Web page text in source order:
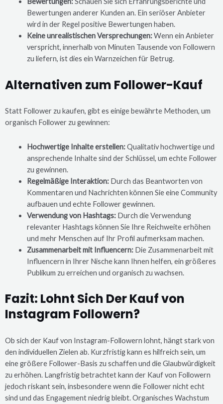
Bewertungen anderer Kunden an. Ein seriöser Anbieter
wird in der Regel positive Bewertungen haben.
Keine unrealistischen Versprechungen:Wenn ein Anbieter
verspricht, innerhalb von Minuten Tausende von Followern
zu liefern, ist dies ein Warnzeichen für Betrug.
Alternativen zum Follower-Kauf
Statt Follower zu kaufen, gibt es einige bewährte Methoden, um
organisch Follower zu gewinnen:
Hochwertige Inhalte erstellen:Qualitativ hochwertige und
ansprechende Inhalte sind der Schlüssel, um echte Follower
zu gewinnen.
Regelmäßige Interaktion:Durch das Beantworten von
Kommentaren und Nachrichten können Sie eine Community
aufbauen und echte Follower gewinnen.
Verwendung von Hashtags:Durch die Verwendung
relevanter Hashtags können Sie Ihre Reichweite erhöhen
und mehr Menschen auf Ihr Profil aufmerksam machen.
Zusammenarbeit mit Influencern:Die Zusammenarbeit mit
Influencern in Ihrer Nische kann Ihnen helfen, ein größeres
Publikum zu erreichen und organisch zu wachsen.
Fazit: Lohnt Sich Der Kauf von
Instagram Followern?
Ob sich der Kauf von Instagram-Followern lohnt, hängt stark von
den individuellen Zielen ab. Kurzfristig kann es hilfreich sein, um
eine größere Follower-Basis zu schaffen und die Glaubwürdigkeit
zu erhöhen. Langfristig betrachtet kann der Kauf von Followern
jedoch riskant sein, insbesondere wenn die Follower nicht echt
sind und das Engagement niedrig bleibt. Organisches Wachstum